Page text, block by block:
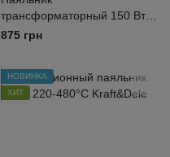
трансформаторный 150 Вт
Bass Polska 3861
875 грн
НОВИНКА
ХИТ